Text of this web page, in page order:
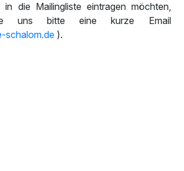
die Mailingliste eintragen möchten,
uns bitte eine kurze Email
schalom.de ).